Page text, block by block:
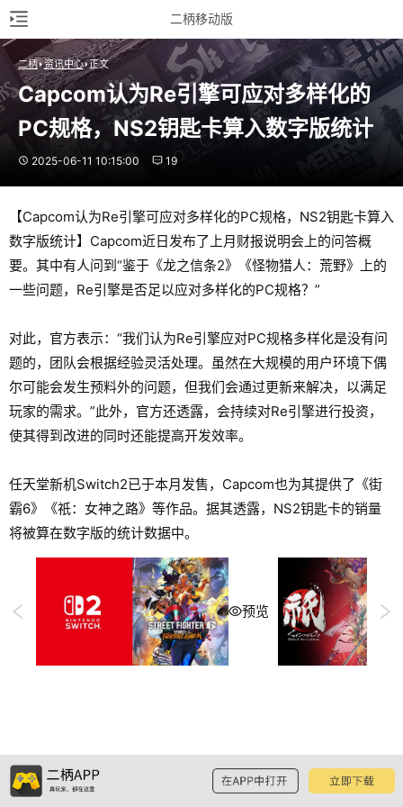
二柄移动版
二柄 资讯中心 正文
Capcom认为Re引擎可应对多样化的
PC规格，NS2钥匙卡算入数字版统计
2025-06-11 10:15:00 19
【Capcom认为Re引擎可应对多样化的PC规格，NS2钥匙卡算入
数字版统计】Capcom近日发布了上月财报说明会上的问答概
要。其中有人问到“鉴于《龙之信条2》《怪物猎人：荒野》上的
一些问题，Re引擎是否足以应对多样化的PC规格？”
对此，官方表示：“我们认为Re引擎应对PC规格多样化是没有问
题的，团队会根据经验灵活处理。虽然在大规模的用户环境下偶
尔可能会发生预料外的问题，但我们会通过更新来解决，以满足
玩家的需求。”此外，官方还透露，会持续对Re引擎进行投资，
使其得到改进的同时还能提高开发效率。
任天堂新机Switch2已于本月发售，Capcom也为其提供了《街
霸6》《祇：女神之路》等作品。据其透露，NS2钥匙卡的销量
将被算在数字版的统计数据中。
预览